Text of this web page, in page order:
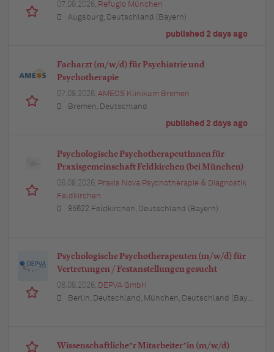
07.08.2026, Refugio München
Augsburg, Deutschland (Bayern)
published 2 days ago
Facharzt (m/w/d) für Psychiatrie und
Psychotherapie
07.08.2026, AMEOS Klinikum Bremen
Bremen, Deutschland
published 2 days ago
Psychologische PsychotherapeutInnen für
Praxisgemeinschaft Feldkirchen (bei München)
06.08.2026, Praxis Nova Psychotherapie & Diagnostik
Feldkirchen
85622 Feldkirchen, Deutschland (Bayern)
Psychologische Psychotherapeuten (m/w/d) für
Vertretungen / Festanstellungen gesucht
06.08.2026, DEPVA GmbH
Berlin, Deutschland, München, Deutschland (Bayern), Hamburg, Deutschland, Düsseldorf, Deutschland (Nordrhein-Westfalen), Köln, Deutschland (Nordrhein-Westfalen), Essen, Deutschland (Nordrhein-Westfalen), Dortmund, Deutschland (Nordrhein-Westfalen), Stuttgart, Deutschland (Baden-Württemberg), Heilbronn, Deutschland (Baden-Württemberg), Hannover, Deutschland (Niedersachsen), Rostock, Deutschland (Mecklenburg-Vorpommern), Kiel, Deutschland (Schleswig-Holstein), Augsburg, Deutschland (Bayern), Nürnberg, Deutschland (Bayern), Frankfurt am Main, Deutschland (Hessen), Bremen, Deutschland, Schwerin, Deutschland (Mecklenburg-Vorpommern), Mainz, Deutschland (Rheinland-Pfalz), Saarbrücken, Deutschland (Saarland), Dresden, Deutschland (Sachsen), Magdeburg, Deutschland (Sachsen-Anhalt), Potsdam, Deutschland (Brandenburg), Erfurt, Deutschland (Thüringen), Würzburg, Deutschland (Bayern), Heilbronn, Deutschland (Baden-Württemberg), Leipzig, Deutschland (Sachsen)
Wissenschaftliche*r Mitarbeiter*in (m/w/d)